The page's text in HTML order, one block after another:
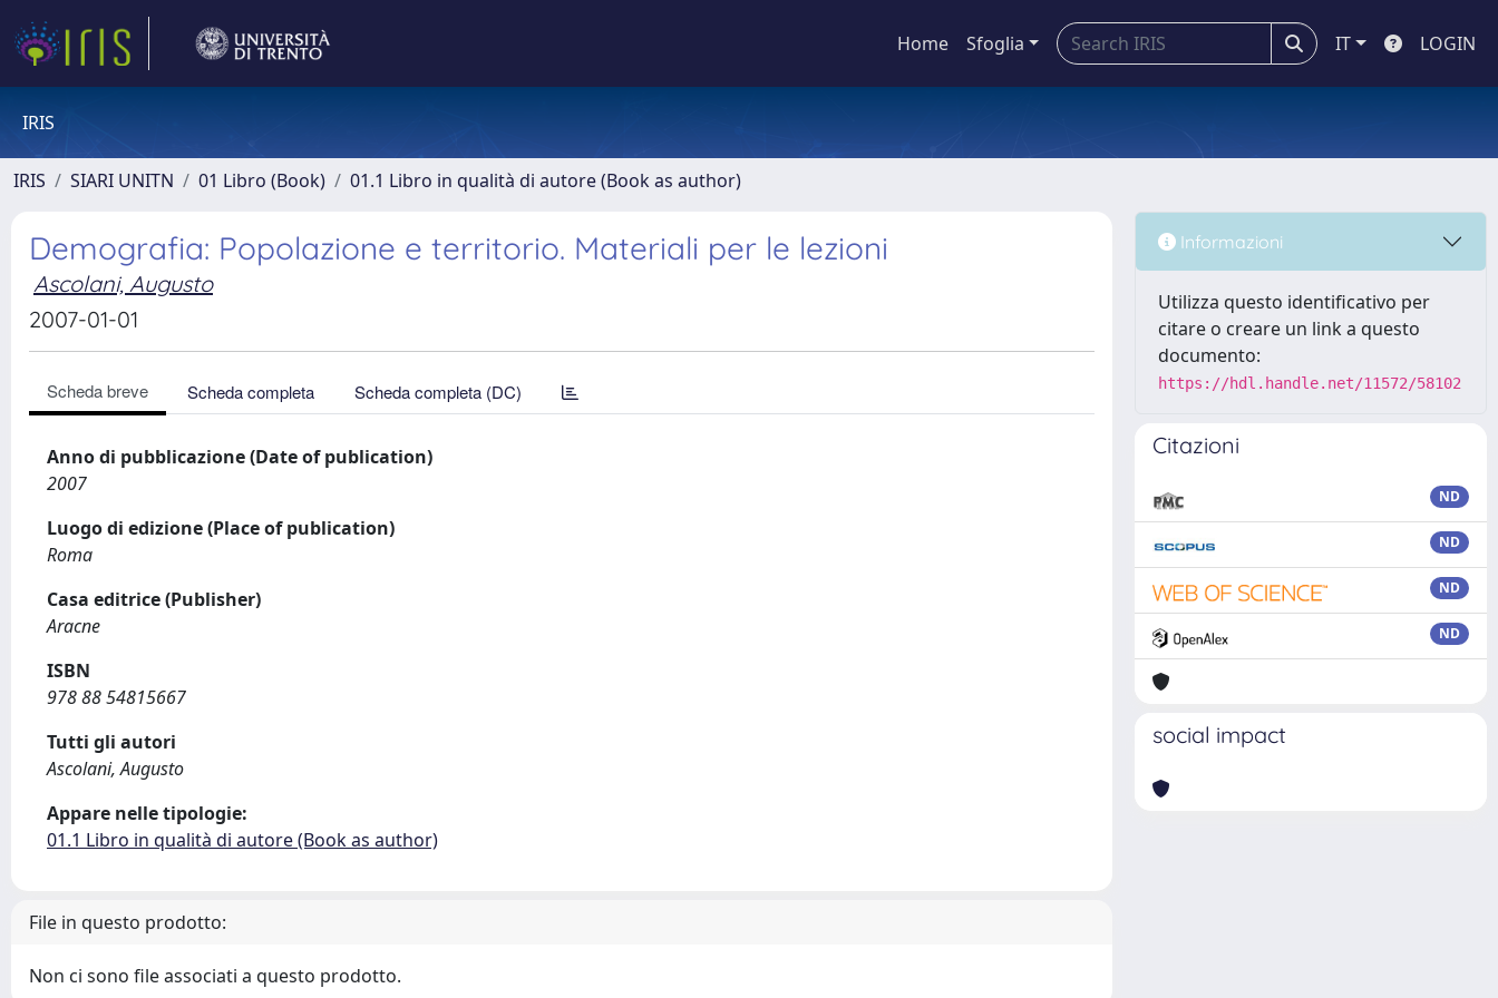
Home Sfoglia IT LOGIN
IRIS
IRIS SIARI UNITN 01 Libro (Book) 01.1 Libro in qualità di autore (Book as author)
Demografia: Popolazione e territorio. Materiali per le lezioni
Ascolani, Augusto
2007-01-01
Scheda breve Scheda completa Scheda completa (DC)
Anno di pubblicazione (Date of publication)
2007
Luogo di edizione (Place of publication)
Roma
Casa editrice (Publisher)
Aracne
ISBN
978 88 54815667
Tutti gli autori
Ascolani, Augusto
Appare nelle tipologie:
01.1 Libro in qualità di autore (Book as author)
File in questo prodotto:
Non ci sono file associati a questo prodotto.
Informazioni
Utilizza questo identificativo per
citare o creare un link a questo
documento:
https://hdl.handle.net/11572/58102
Citazioni
ND
ND
ND
ND
social impact